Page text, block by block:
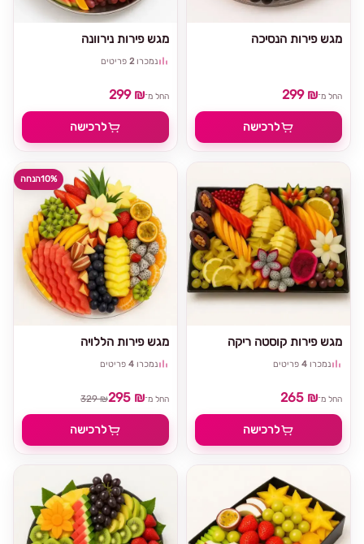
מגש פירות נירוונה
נמכרו 2 פריטים
החל מ־299 ₪
לרכישה
מגש פירות הנסיכה
החל מ־299 ₪
לרכישה
10%הנחה
מגש פירות הללויה
נמכרו 4 פריטים
החל מ־295 ₪
329 ₪
לרכישה
מגש פירות קוסטה ריקה
נמכרו 4 פריטים
החל מ־265 ₪
לרכישה